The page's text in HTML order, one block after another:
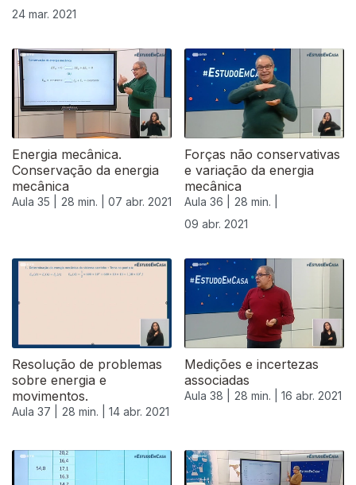
24 mar. 2021
Energia mecânica.
Conservação da energia
mecânica
Aula 35 | 28 min. | 07 abr. 2021
Forças não conservativas
e variação da energia
mecânica
Aula 36 |
28 min. |
09 abr. 2021
Resolução de problemas
sobre energia e
movimentos.
Aula 37 | 28 min. | 14 abr. 2021
Medições e incertezas
associadas
Aula 38 | 28 min. | 16 abr. 2021